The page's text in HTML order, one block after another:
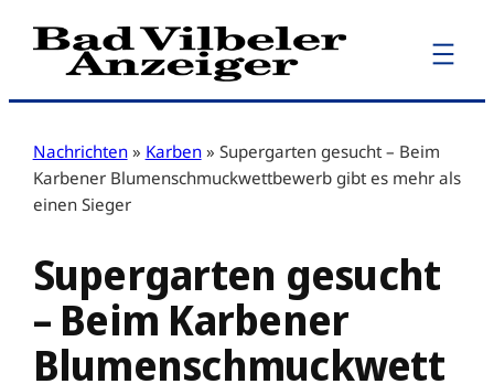
Zum
Inhalt
Nachrichten » Karben » Supergarten gesucht – Beim
Karbener Blumenschmuckwettbewerb gibt es mehr als
einen Sieger
Supergarten gesucht
– Beim Karbener
Blumenschmuckwett